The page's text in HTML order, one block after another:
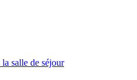
salle de séjour